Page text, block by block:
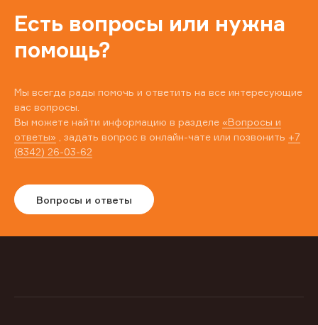
Есть вопросы или нужна
помощь?
Мы всегда рады помочь и ответить на все интересующие
вас вопросы.
Вы можете найти информацию в разделе «Вопросы и
ответы» , задать вопрос в онлайн-чате или позвонить +7
(8342) 26-03-62
Вопросы и ответы